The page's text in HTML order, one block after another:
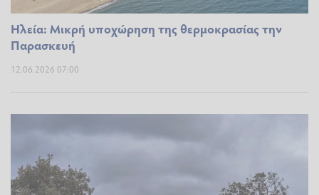
Ηλεία: Μικρή υποχώρηση της θερμοκρασίας την
Παρασκευή
12.06.2026 07:00